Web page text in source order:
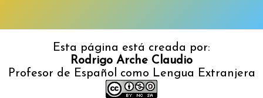
Esta página está creada por:
Rodrigo Arche Claudio
Profesor de Español como Lengua Extranjera